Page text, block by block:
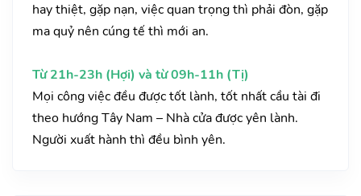
hay thiệt, gặp nạn, việc quan trọng thì phải đòn, gặp
ma quỷ nên cúng tế thì mới an.
Từ 21h-23h (Hợi) và từ 09h-11h (Tị)
Mọi công việc đều được tốt lành, tốt nhất cầu tài đi
theo hướng Tây Nam – Nhà cửa được yên lành.
Người xuất hành thì đều bình yên.